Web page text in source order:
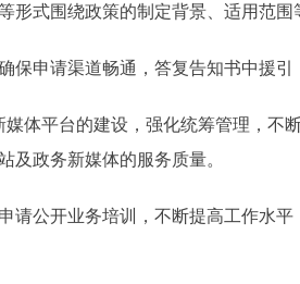
式围绕政策的制定背景、适用范围
保申请渠道畅通，答复告知书中援
平台的建设，强化统筹管理，不
及政务新媒体的服务质量。
请公开业务培训，不断提高工作水